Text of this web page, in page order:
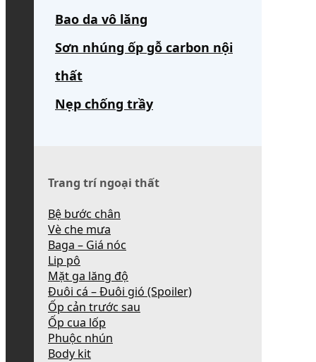
Bao da vô lăng
Sơn nhúng ốp gỗ carbon nội
thất
Nẹp chống trầy
Trang trí ngoại thất
Bệ bước chân
Vè che mưa
Baga – Giá nóc
Lip pô
Mặt ga lăng độ
Đuôi cá – Đuôi gió (Spoiler)
Ốp cản trước sau
Ốp cua lốp
Phuộc nhún
Body kit